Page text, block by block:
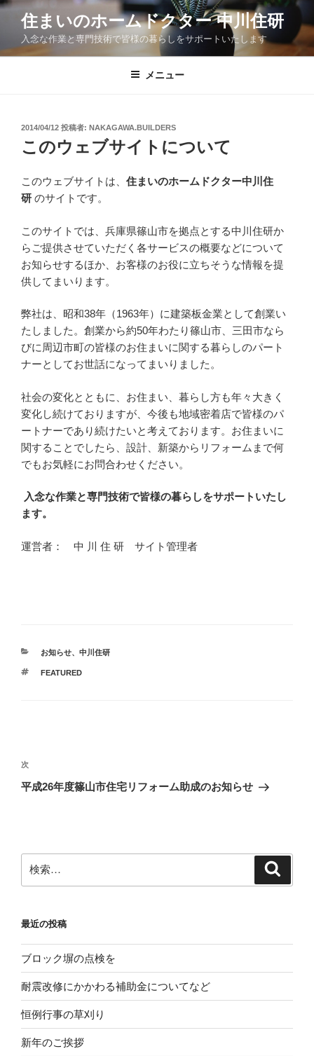
コ
ン
住まいのホームドクター 中川住研
入念な作業と専門技術で皆様の暮らしをサポートいたします
メニュー
投
稿
日:
2014/04/12 投稿者: NAKAGAWA.BUILDERS
このウェブサイトについて
このウェブサイトは、 住まいのホームドクター中川住
研 のサイトです。
このサイトでは、兵庫県篠山市を拠点とする中川住研か
らご提供させていただく各サービスの概要などについて
お知らせするほか、お客様のお役に立ちそうな情報を提
供してまいります。
弊社は、昭和38年（1963年）に建築板金業として創業い
たしました。創業から約50年わたり篠山市、三田市なら
びに周辺市町の皆様のお住まいに関する暮らしのパート
ナーとしてお世話になってまいりました。
社会の変化とともに、お住まい、暮らし方も年々大きく
変化し続けておりますが、今後も地域密着店で皆様のパ
ートナーであり続けたいと考えております。お住まいに
関することでしたら、設計、新築からリフォームまで何
でもお気軽にお問合わせください。
入念な作業と専門技術で皆様の暮らしをサポートいたし
ます。
運営者： 中 川 住 研 サイト管理者
カ
ゴ
お知らせ、 中川住研
タ
FEATURED
稿
ナ
シ
ョ
次
の
次
平成26年度篠山市住宅リフォーム助成のお知らせ
索:
最近の投稿
ブロック塀の点検を
耐震改修にかかわる補助金についてなど
恒例行事の草刈り
新年のご挨拶